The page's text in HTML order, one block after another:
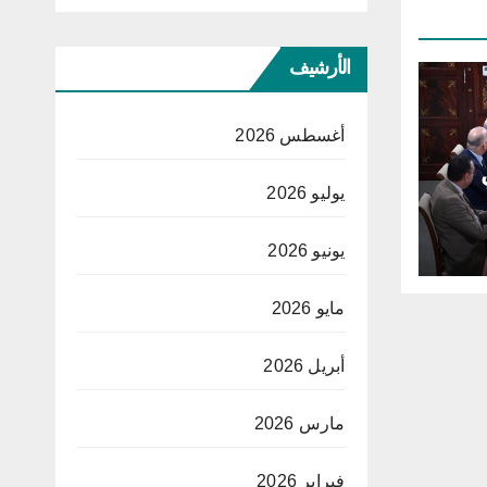
الأرشيف
أغسطس 2026
يوليو 2026
يونيو 2026
مايو 2026
أبريل 2026
مارس 2026
فبراير 2026